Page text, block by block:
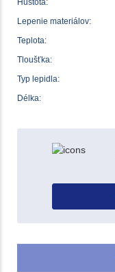
Lepenie materiálov:
Teplota:
Tloušťka:
Typ lepidla:
Délka: